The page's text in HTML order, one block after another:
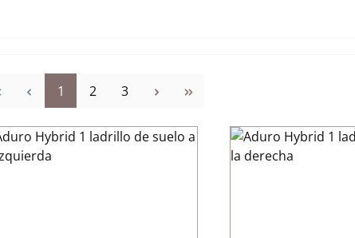
Página
1 Página
2 Página
3